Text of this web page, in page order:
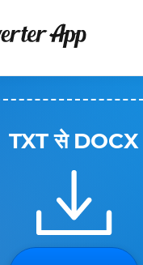
TXT से DOCX